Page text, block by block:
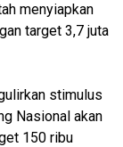
menyiapkan
target 3,7 juta
stimulus
Nasional akan
150 ribu